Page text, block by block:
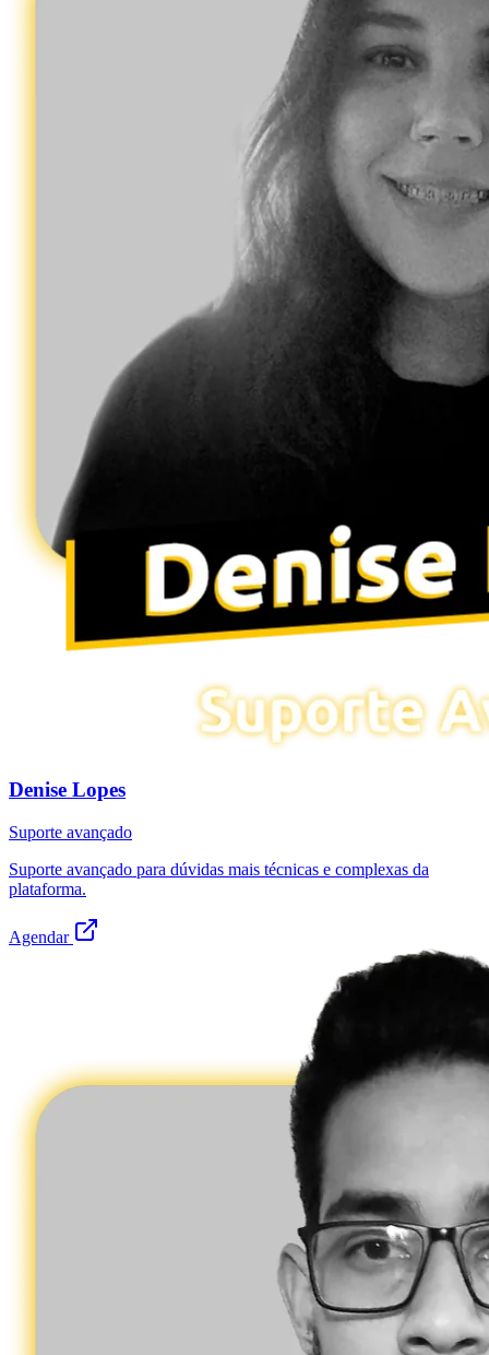
Denise Lopes
Suporte avançado
Suporte avançado para dúvidas mais técnicas e complexas da
plataforma.
Agendar